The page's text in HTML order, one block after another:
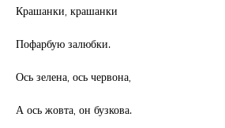
Крашанки, крашанки
Пофарбую залюбки.
Ось зелена, ось червона,
А ось жовта, он бузкова.